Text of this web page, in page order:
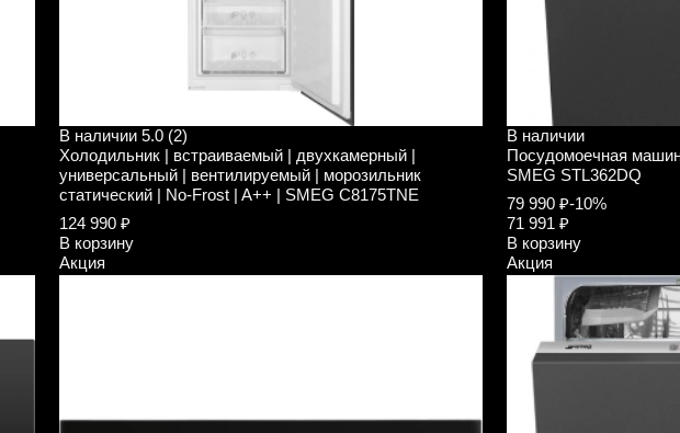
В наличии 5.0 (2)
Холодильник | встраиваемый | двухкамерный |
универсальный | вентилируемый | морозильник
статический | No-Frost | A++ | SMEG C8175TNE
124 990 ₽
В корзину
Акция
В наличии
Посудомоечная
SMEG STL362DQ
79 990 ₽-10%
71 991 ₽
В корзину
Акция